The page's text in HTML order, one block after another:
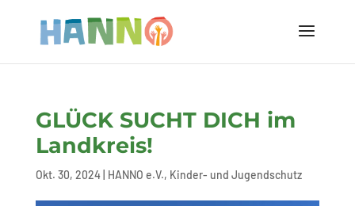
GLÜCK SUCHT DICH im
Landkreis!
Okt. 30, 2024| HANNO e.V., Kinder- und Jugendschutz